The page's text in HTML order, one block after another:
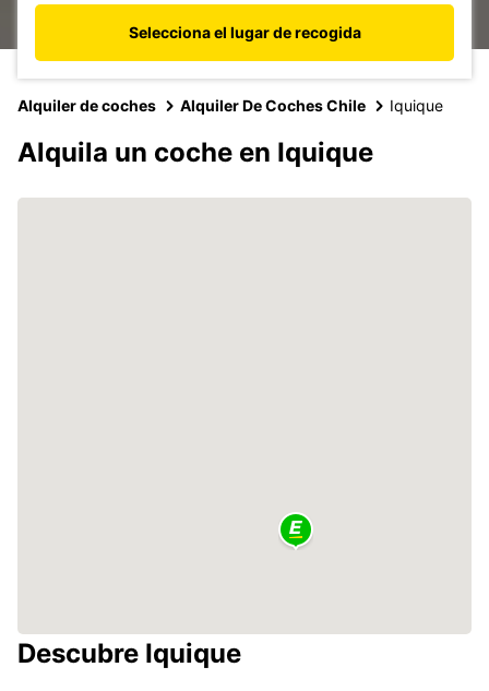
Selecciona el lugar de recogida
Alquiler de coches Alquiler De Coches Chile Iquique
Alquila un coche en Iquique
Descubre Iquique